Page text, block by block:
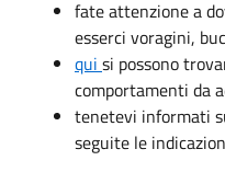
fate attenzione a
esserci voragini,
qui si possono
comportamenti da
tenetevi informati
seguite le